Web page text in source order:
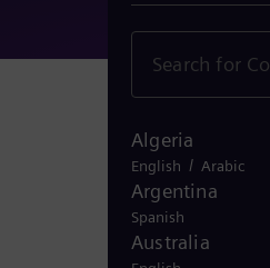
Algeria
English / Arabic
Argentina
Spanish
Australia